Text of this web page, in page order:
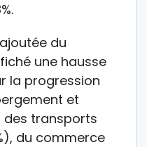
du
une hausse
la progression
et
des transports
du commerce